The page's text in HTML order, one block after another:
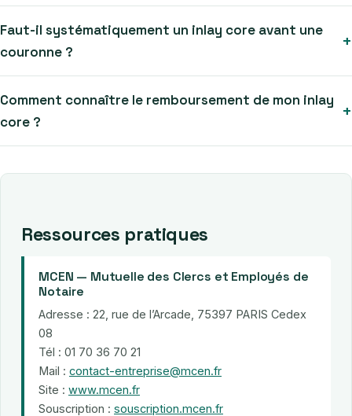
Faut-il systématiquement un inlay core avant une
couronne ?
Comment connaître le remboursement de mon inlay
core ?
Ressources pratiques
MCEN — Mutuelle des Clercs et Employés de
Notaire
Adresse : 22, rue de l’Arcade, 75397 PARIS Cedex
08
Tél : 01 70 36 70 21
Mail : contact-entreprise@mcen.fr
Site : www.mcen.fr
Souscription : souscription.mcen.fr